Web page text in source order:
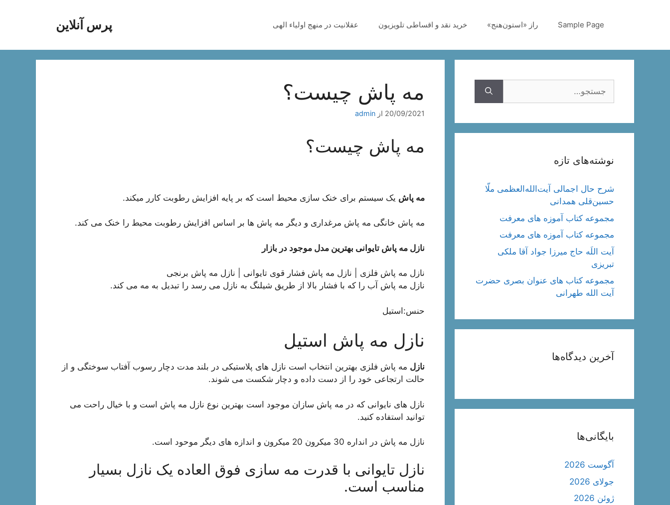
پرس آنلاین Sample Page راز «استون‌هنج» خرید نقد و اقساطی تلویزیون عقلانیت در منهج اولیاء الهی
مه پاش چیست؟
20/09/2021 از admin
مه پاش چیست؟
مه پاش یک سیستم برای خنک سازی محیط است که بر پایه افزایش رطوبت کارر میکند.
مه پاش خانگی مه پاش مرغداری و دیگر مه پاش ها بر اساس افزایش رطوبت محیط را خنک می کند.
نازل مه پاش تایوانی بهترین مدل موجود در بازار
نازل مه پاش فلزی | نازل مه پاش فشار قوی تایوانی
نازل مه پاش برنجی
نازل مه پاش آب را که با فشار بالا از طریق شیلنگ به نازل می رسد را تبدیل به مه می کند.
حنس:استیل
نازل مه پاش استیل
نازل مه پاش فلزی بهترین انتخاب است نازل های پلاستیکی در بلند مدت دچار رسوب آفتاب سوختگی و از
حالت ارتجاعی خود را از دست داده و دچار شکست می شوند.
نازل های نایوانی که در مه پاش سازان موجود است بهترین نوع نازل مه پاش است و با خیال راحت می
توانید استفاده کنید.
نازل مه پاش در انداره 30 میکرون 20 میکرون و اندازه های دیگر موحود است.
نازل تایوانی با قدرت مه سازی فوق العاده یک نازل بسیار
مناسب است.
نوشته‌های تازه
شرح حال اجمالی آیت‌الله‌العظمی ملّا
حسین‌قلی همدانی
مجموعه کتاب آموزه های معرفت
مجموعه کتاب آموزه های معرفت
آیت اللَه حاج میرزا جواد آقا ملکی
تبریزی
مجموعه کتاب های عنوان بصری حضرت
آیت الله طهرانی
آخرین دیدگاه‌ها
بایگانی‌ها
آگوست 2026
جولای 2026
ژوئن 2026